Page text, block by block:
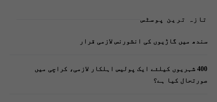
تازہ ترین پوسٹس
سندھ میں گاڑیوں کی انشورنس لازمی قرار
400 شہریوں کیلئے ایک پولیس اہلکار لازمی، کراچی میں
صورتحال کیا ہے؟